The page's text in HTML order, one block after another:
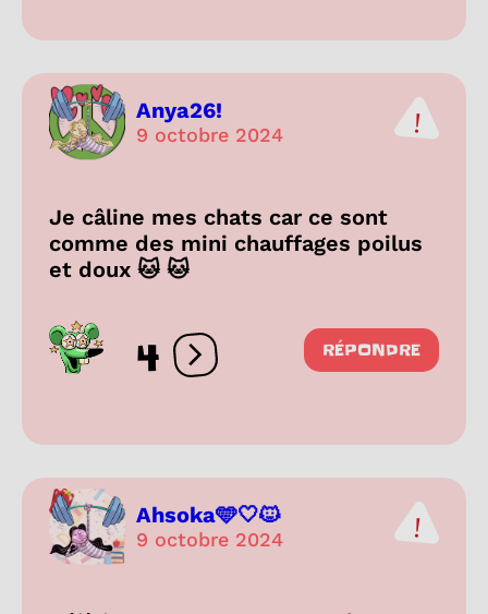
Anya26!
9 octobre 2024
Je câline mes chats car ce sont
comme des mini chauffages poilus
et doux 🐱 🐱
4 Ouvrir les réactions
RÉPONDRE
Ahsoka🩵🤍🐱
9 octobre 2024